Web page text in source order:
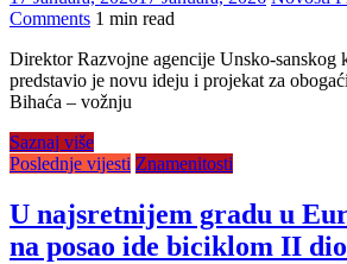
Comments 1 min read
Direktor Razvojne agencije Unsko-sanskog
predstavio je novu ideju i projekat za
Bihaća – vožnju
Saznaj više
Poslednje vijesti Znamenitosti
U najsretnijem gradu u
na posao ide biciklom II